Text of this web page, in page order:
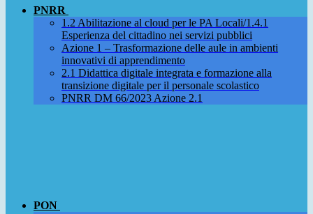
PNRR
1.2 Abilitazione al cloud per le PA Locali/1.4.1
Esperienza del cittadino nei servizi pubblici
Azione 1 – Trasformazione delle aule in ambienti
innovativi di apprendimento
2.1 Didattica digitale integrata e formazione alla
transizione digitale per il personale scolastico
PNRR DM 66/2023 Azione 2.1
PON